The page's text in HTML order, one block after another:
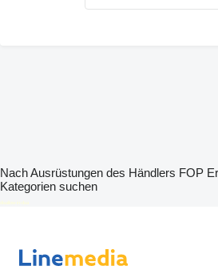
Nach Ausrüstungen des Händlers FOP
Kategorien suchen
disallow-in-dsa